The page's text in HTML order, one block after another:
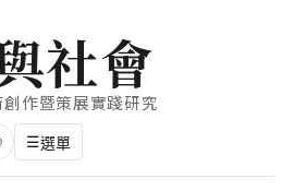
社會
作暨策展實踐研究
☰選單